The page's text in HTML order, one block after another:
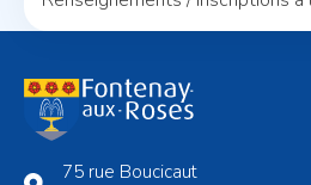
75 rue Boucicaut